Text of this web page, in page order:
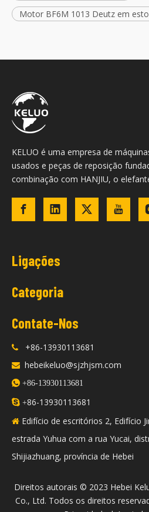
Motor BF6M 1013 Deutz em
KELUO é uma empresa de
usados ​​e peças de reposição
combinação com HANJIU, o
Ligações
Categoria
Contate-Nos
 +86-13930113681
 hebeikeluo@sjzhjsm.com
 +86-13930113681
 +86-13930113681
 Edifício de escritórios 2, Edifício
estrada Yuhua com a rua Yucai,
Shijiazhuang, província de Hebei
​Direitos autorais © 2023 Hebei
Co., Ltd. Todos os direitos